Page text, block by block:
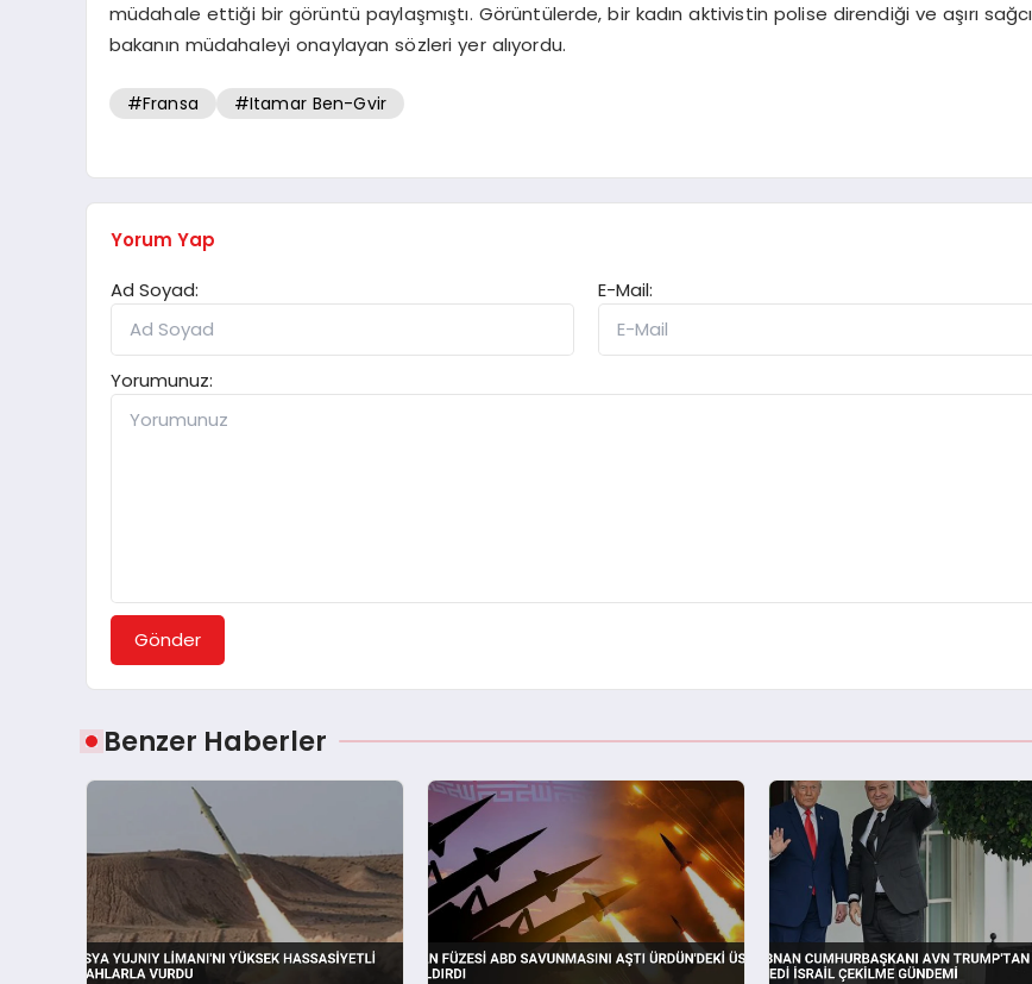
müdahale ettiği bir görüntü paylaşmıştı. Görüntülerde, bir kadın aktivistin polise direndiği ve aşırı sağcı
bakanın müdahaleyi onaylayan sözleri yer alıyordu.
#Fransa #Itamar Ben-Gvir
Yorum Yap
Ad Soyad:
E-Mail:
Yorumunuz:
Gönder
Benzer Haberler